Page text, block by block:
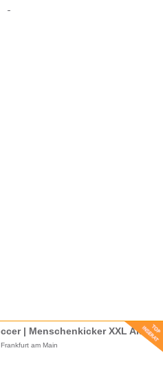
Human Soccer | Menschenkicker XXL Aktionspreis!
Frankfurt am Main